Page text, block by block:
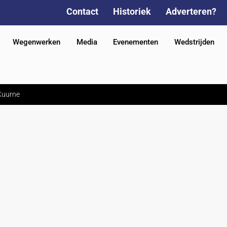
Contact Historiek Adverteren?
Wegenwerken Media Evenementen Wedstrijden